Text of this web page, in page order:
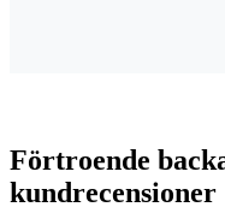
Förtroende
kundrecensioner